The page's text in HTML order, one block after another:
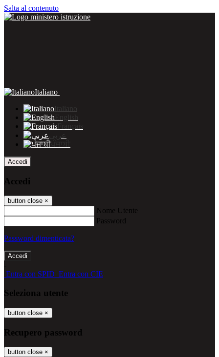
Salta al contenuto
Italiano
Italiano
English
Français
عربى
ਪੰਜਾਬੀ
Accedi
Accedi
button close ×
Nome Utente
Password
Password dimenticata?
-
Entra con SPID Entra con CIE
Seleziona utente
button close ×
Recupero password
button close ×